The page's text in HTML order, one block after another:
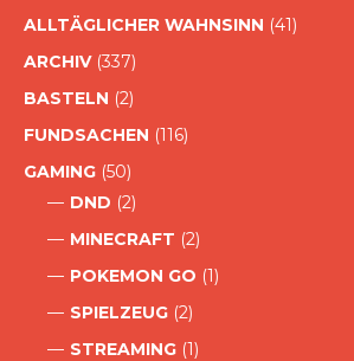
ALLTÄGLICHER WAHNSINN (41)
ARCHIV(337)
BASTELN (2)
FUNDSACHEN (116)
GAMING (50)
DND (2)
MINECRAFT (2)
POKEMON GO (1)
SPIELZEUG (2)
STREAMING (1)